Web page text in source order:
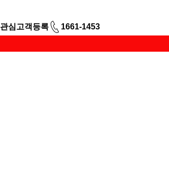
관심고객등록 1661-1453